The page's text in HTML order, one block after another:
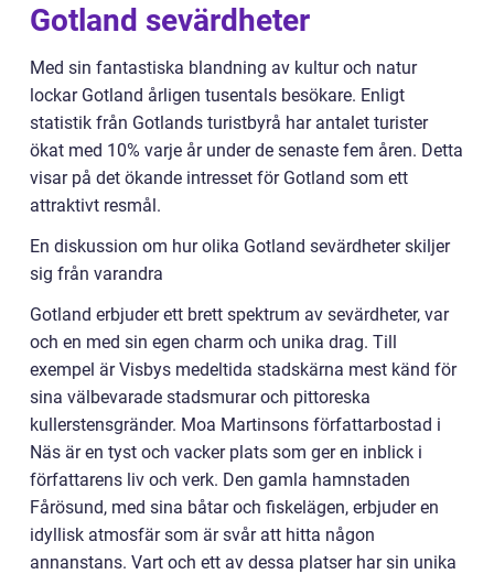
Gotland sevärdheter
Med sin fantastiska blandning av kultur och natur
lockar Gotland årligen tusentals besökare. Enligt
statistik från Gotlands turistbyrå har antalet turister
ökat med 10% varje år under de senaste fem åren. Detta
visar på det ökande intresset för Gotland som ett
attraktivt resmål.
En diskussion om hur olika Gotland sevärdheter skiljer
sig från varandra
Gotland erbjuder ett brett spektrum av sevärdheter, var
och en med sin egen charm och unika drag. Till
exempel är Visbys medeltida stadskärna mest känd för
sina välbevarade stadsmurar och pittoreska
kullerstensgränder. Moa Martinsons författarbostad i
Näs är en tyst och vacker plats som ger en inblick i
författarens liv och verk. Den gamla hamnstaden
Fårösund, med sina båtar och fiskelägen, erbjuder en
idyllisk atmosfär som är svår att hitta någon
annanstans. Vart och ett av dessa platser har sin unika